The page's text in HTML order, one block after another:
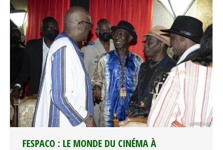
FESPACO : LE MONDE DU CINÉMA À